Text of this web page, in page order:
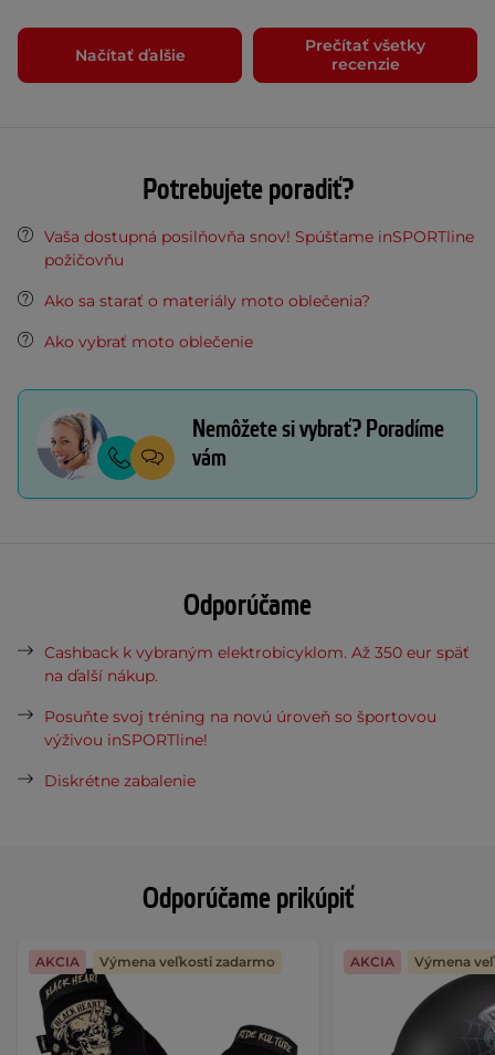
Odporúčame prikúpiť
AKCIA Výmena veľkosti zadarmo AKCIA Výmena
Načítať ďalšie
Prečítať všetky
recenzie
Potrebujete poradiť?
Vaša dostupná posilňovňa snov! Spúšťame inSPORTline
požičovňu
Ako sa starať o materiály moto oblečenia?
Ako vybrať moto oblečenie
Nemôžete si vybrať? Poradíme
vám
Odporúčame
Cashback k vybraným elektrobicyklom. Až 350 eur späť
na ďalší nákup.
Posuňte svoj tréning na novú úroveň so športovou
výživou inSPORTline!
Diskrétne zabalenie